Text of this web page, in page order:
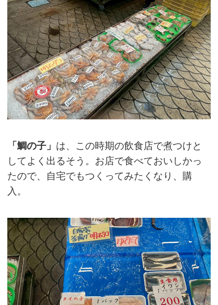
「鯛の子」 は、この時期の飲食店で煮つけと
してよく出るそう。お店で食べておいしかっ
たので、自宅でもつくってみたくなり、購
入。